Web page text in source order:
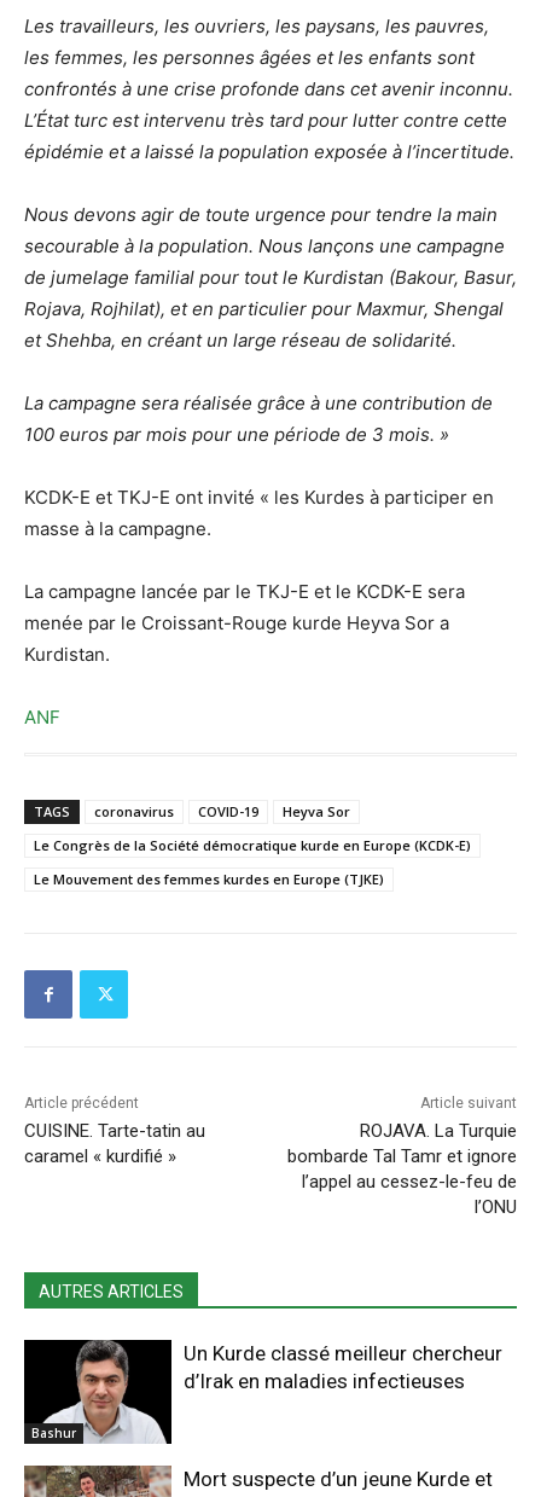
Les travailleurs, les ouvriers, les paysans, les pauvres,
les femmes, les personnes âgées et les enfants sont
confrontés à une crise profonde dans cet avenir inconnu.
L’État turc est intervenu très tard pour lutter contre cette
épidémie et a laissé la population exposée à l’incertitude.
Nous devons agir de toute urgence pour tendre la main
secourable à la population. Nous lançons une campagne
de jumelage familial pour tout le Kurdistan (Bakour, Basur,
Rojava, Rojhilat), et en particulier pour Maxmur, Shengal
et Shehba, en créant un large réseau de solidarité.
La campagne sera réalisée grâce à une contribution de
100 euros par mois pour une période de 3 mois. »
KCDK-E et TKJ-E ont invité « les Kurdes à participer en
masse à la campagne.
La campagne lancée par le TKJ-E et le KCDK-E sera
menée par le Croissant-Rouge kurde Heyva Sor a
Kurdistan.
ANF
TAGS coronavirus COVID-19
Heyva Sor
Le Congrès de la Société démocratique kurde en Europe (KCDK-E)
Le Mouvement des femmes kurdes en Europe (TJKE)
Article précédent
CUISINE. Tarte-tatin au
caramel « kurdifié »
Article suivant
ROJAVA. La Turquie
bombarde Tal Tamr et ignore
l’appel au cessez-le-feu de
l’ONU
AUTRES ARTICLES
Bashur
Un Kurde classé meilleur chercheur
d’Irak en maladies infectieuses
Mort suspecte d’un jeune Kurde et